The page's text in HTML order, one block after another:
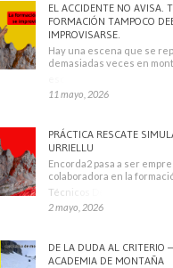
EL ACCIDENTE NO AVISA.
FORMACIÓN TAMPOCO
IMPROVISARSE.
Hay una escena que se
demasiadas veces en
11 mayo, 2026
PRÁCTICA RESCATE
URRIELLU
Encorda2 pasa a ser
colaboradora en la
Técnicos Deportivos
2 mayo, 2026
DE LA DUDA AL CRITERIO –
ACADEMIA DE MONTAÑA